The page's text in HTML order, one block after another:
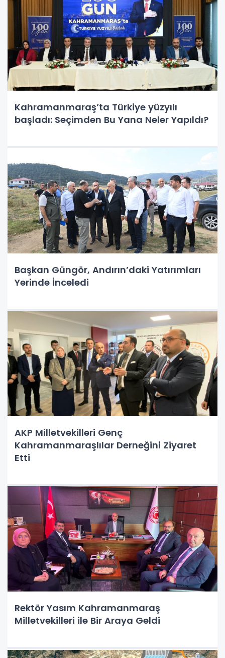
Kahramanmaraş’ta Türkiye yüzyılı
başladı: Seçimden Bu Yana Neler Yapıldı?
Başkan Güngör, Andırın’daki Yatırımları
Yerinde İnceledi
AKP Milletvekilleri Genç
Kahramanmaraşlılar Derneğini Ziyaret
Etti
Rektör Yasım Kahramanmaraş
Milletvekilleri ile Bir Araya Geldi